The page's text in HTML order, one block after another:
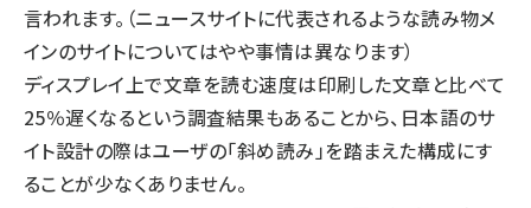
言われます。（ニュースサイトに代表されるような読み物メ
インのサイトについてはやや事情は異なります）
ディスプレイ上で文章を読む速度は印刷した文章と比べて
25％遅くなるという調査結果もあることから、日本語のサ
イト設計の際はユーザの「斜め読み」を踏まえた構成にす
ることが少なくありません。